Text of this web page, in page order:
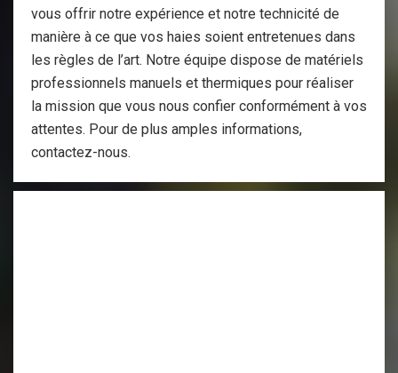
vous offrir notre expérience et notre technicité de
manière à ce que vos haies soient entretenues dans
les règles de l’art. Notre équipe dispose de matériels
professionnels manuels et thermiques pour réaliser
la mission que vous nous confier conformément à vos
attentes. Pour de plus amples informations,
contactez-nous.